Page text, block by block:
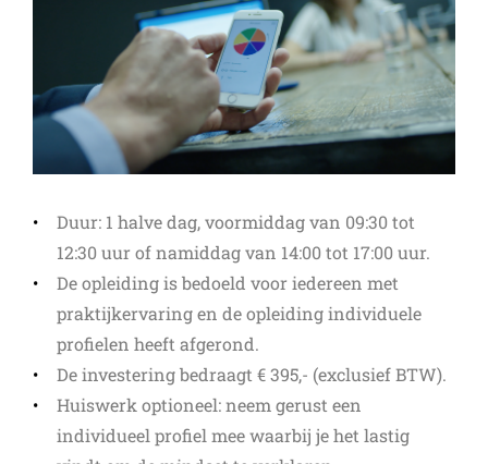
Duur: 1 halve dag, voormiddag van 09:30 tot
12:30 uur of namiddag van 14:00 tot 17:00 uur.
De opleiding is bedoeld voor iedereen met
praktijkervaring en de opleiding individuele
profielen heeft afgerond.
De investering bedraagt € 395,- (exclusief BTW).
Huiswerk optioneel: neem gerust een
individueel profiel mee waarbij je het lastig